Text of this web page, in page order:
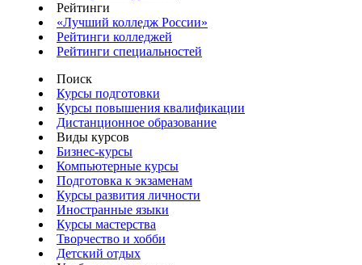
Рейтинги
«Лучший колледж России»
Рейтинги колледжей
Рейтинги специальностей
Поиск
Курсы подготовки
Курсы повышения квалификации
Дистанционное образование
Виды курсов
Бизнес-курсы
Компьютерные курсы
Подготовка к экзаменам
Курсы развития личности
Иностранные языки
Курсы мастерства
Творчество и хобби
Детский отдых